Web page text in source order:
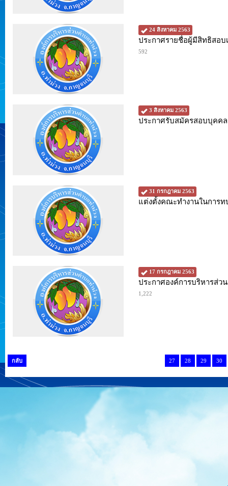
24 สิงหาคม 2563
ประกาศรายชื่อผู้มีสิทธิสอบ
592
3 สิงหาคม 2563
ประกาศรับสมัครสอบบุคคล
31 กรกฎาคม 2563
แต่งตั้งคณะทำงานในการ
17 กรกฎาคม 2563
ประกาศองค์การบริหารส่ว
1,222
กลับ 27 28 29 30